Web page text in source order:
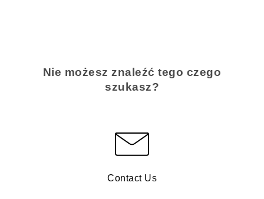
Nie możesz znaleźć tego czego
szukasz?
Contact Us